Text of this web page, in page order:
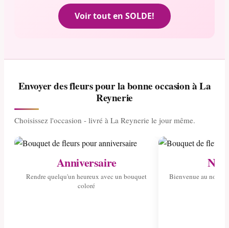
Voir tout en SOLDE!
Envoyer des fleurs pour la bonne occasion à La
Reynerie
Choisissez l'occasion - livré à La Reynerie le jour même.
Anniversaire
Rendre quelqu'un heureux avec un bouquet
coloré
Bienvenue au